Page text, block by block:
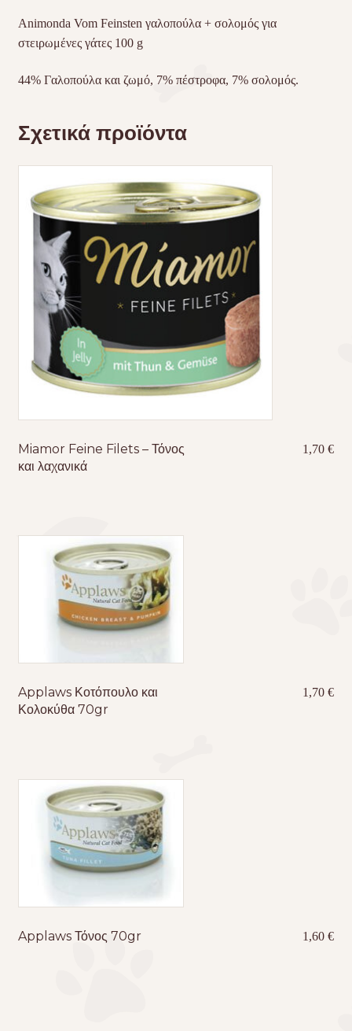
Animonda Vom Feinsten γαλοπούλα + σολομός για
στειρωμένες γάτες 100 g
44% Γαλοπούλα και ζωμό, 7% πέστροφα, 7% σολομός.
Σχετικά προϊόντα
Miamor Feine Filets – Τόνος
και λαχανικά
1,70€
Applaws Κοτόπουλο και
Κολοκύθα 70gr
1,70€
Applaws Τόνος 70gr 1,60€